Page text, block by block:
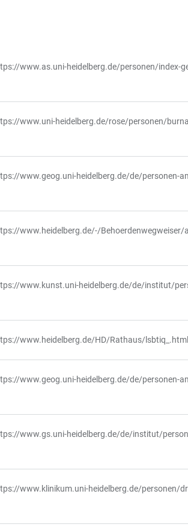
www.as.uni-heidelberg.de/personen/index-
www.uni-heidelberg.de/rose/personen/
www.geog.uni-heidelberg.de/de/personen-
www.heidelberg.de/-/
www.kunst.uni-heidelberg.de/de/institut/
www.heidelberg.de/HD/Rathaus/lsbtiq_.html
www.geog.uni-heidelberg.de/de/personen-
www.gs.uni-heidelberg.de/de/institut/
www.klinikum.uni-heidelberg.de/personen/